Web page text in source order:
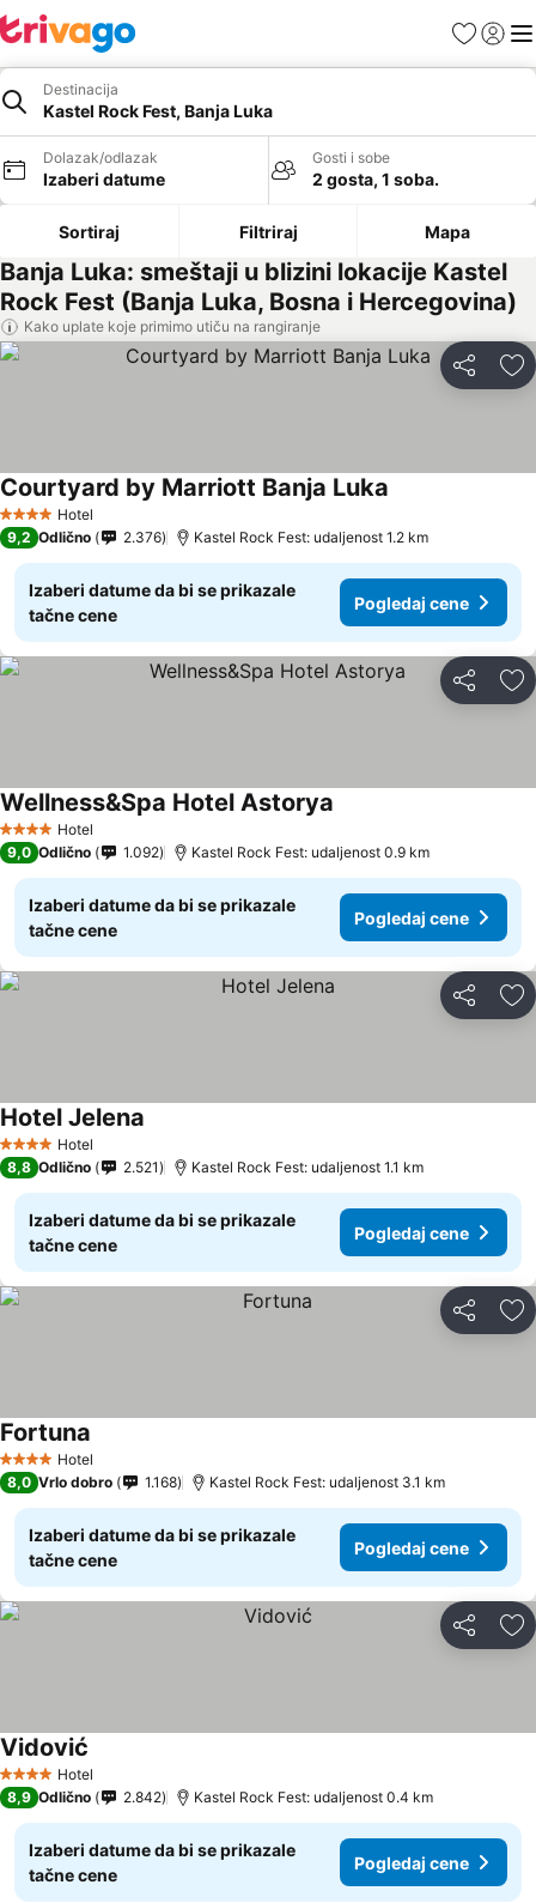
FavoritiPrijavi
Destinacija
Kastel Rock Fest, Banja Luka
Dolazak/odlazak
Izaberi datume
Gosti i sobe
2 gosta, 1 soba.
Sortiraj Filtriraj Mapa
Banja Luka: smeštaji u blizini lokacije Kastel
Rock Fest (Banja Luka, Bosna i Hercegovina)
Kako uplate koje primimo utiču na rangiranje
Deli
4 ZvezdiceHotel
Courtyard by Marriott Banja Luka
9,2 Odlično 2.376 Kastel Rock Fest: udaljenost 1.2 km
Izaberi datume da bi se prikazale
tačne cene
Pogledaj cene
Deli
4 ZvezdiceHotel
Wellness&Spa Hotel Astorya
9,0 Odlično 1.092 Kastel Rock Fest: udaljenost 0.9 km
Izaberi datume da bi se prikazale
tačne cene
Pogledaj cene
Deli
4 ZvezdiceHotel
Hotel Jelena
8,8 Odlično 2.521 Kastel Rock Fest: udaljenost 1.1 km
Izaberi datume da bi se prikazale
tačne cene
Pogledaj cene
Deli
4 ZvezdiceHotel
Fortuna
8,0 Vrlo dobro 1.168 Kastel Rock Fest: udaljenost 3.1 km
Izaberi datume da bi se prikazale
tačne cene
Pogledaj cene
Deli
4 ZvezdiceHotel
Vidović
8,9 Odlično 2.842 Kastel Rock Fest: udaljenost 0.4 km
Izaberi datume da bi se prikazale
tačne cene
Pogledaj cene